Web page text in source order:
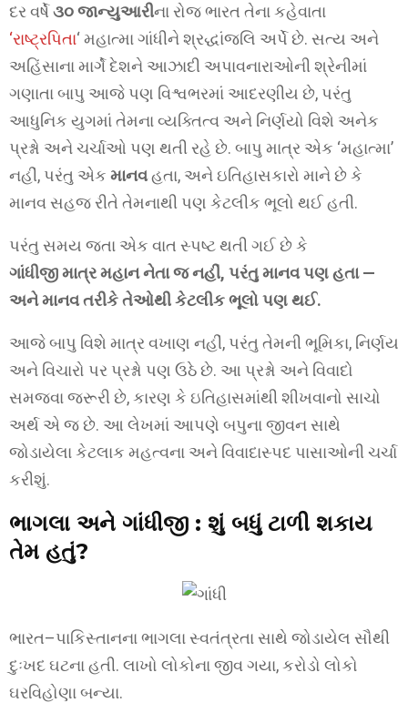
દર વર્ષે૩૦ જાન્યુઆરીના રોજ ભારત તેના કહેવાતા
‘રાષ્ટ્રપિતા‘ મહાત્મા ગાંધીને શ્રદ્ધાંજલિ અર્પે છે. સત્ય અને
અહિંસાના માર્ગે દેશને આઝાદી અપાવનારાઓની શ્રેનીમાં
ગણાતા બાપુ આજે પણ વિશ્વભરમાં આદરણીય છે, પરંતુ
આધુનિક યુગમાં તેમના વ્યક્તિત્વ અને નિર્ણયો વિશે અનેક
પ્રશ્નો અને ચર્ચાઓ પણ થતી રહે છે. બાપુ માત્ર એક ‘મહાત્મા’
નહીં, પરંતુ એક માનવહતા, અને ઇતિહાસકારો માને છે કે
માનવ સહજ રીતે તેમનાથી પણ કેટલીક ભૂલો થઈ હતી.
પરંતુ સમય જતા એક વાત સ્પષ્ટ થતી ગઈ છે કે
ગાંધીજી માત્ર મહાન નેતા જ નહીં, પરંતુ માનવ પણ હતા —
અને માનવ તરીકે તેઓથી કેટલીક ભૂલો પણ થઈ.
આજે બાપુ વિશે માત્ર વખાણ નહીં, પરંતુ તેમની ભૂમિકા, નિર્ણય
અને વિચારો પર પ્રશ્નો પણ ઉઠે છે. આ પ્રશ્નો અને વિવાદો
સમજવા જરૂરી છે, કારણ કે ઇતિહાસમાંથી શીખવાનો સાચો
અર્થ એ જ છે. આ લેખમાં આપણે બપુના જીવન સાથે
જોડાયેલા કેટલાક મહત્વના અને વિવાદાસ્પદ પાસાઓની ચર્ચા
કરીશું.
ભાગલા અને ગાંધીજી : શું બધું ટાળી શકાય
તેમ હતું?
ભારત–પાકિસ્તાનના ભાગલા સ્વતંત્રતા સાથે જોડાયેલ સૌથી
દુઃખદ ઘટના હતી. લાખો લોકોના જીવ ગયા, કરોડો લોકો
ઘરવિહોણા બન્યા.